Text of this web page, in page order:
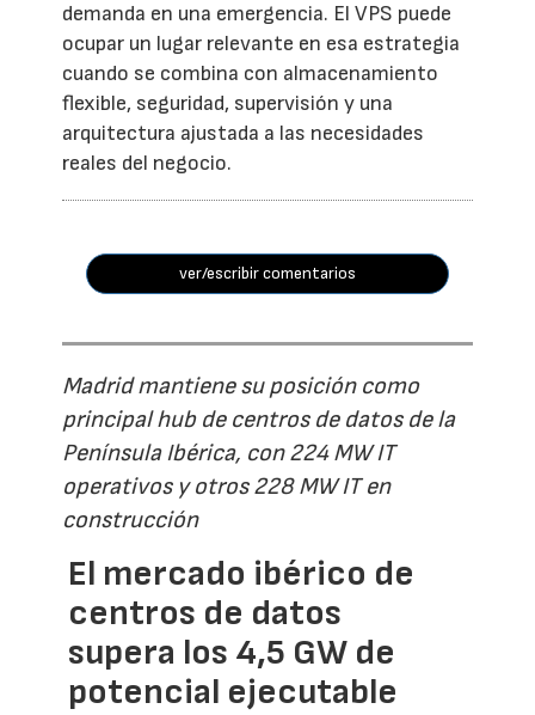
demanda en una emergencia. El VPS puede
ocupar un lugar relevante en esa estrategia
cuando se combina con almacenamiento
flexible, seguridad, supervisión y una
arquitectura ajustada a las necesidades
reales del negocio.
ver/escribir comentarios
Madrid mantiene su posición como
principal hub de centros de datos de la
Península Ibérica, con 224 MW IT
operativos y otros 228 MW IT en
construcción
El mercado ibérico de
centros de datos
supera los 4,5 GW de
potencial ejecutable